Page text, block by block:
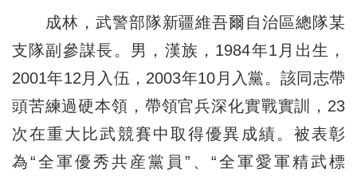
成林，武警部隊新疆維吾爾自治區總隊某
支隊副參謀長。男，漢族，1984年1月出生，
2001年12月入伍，2003年10月入黨。該同志帶
頭苦練過硬本領，帶領官兵深化實戰實訓，23
次在重大比武競賽中取得優異成績。被表彰
為“全軍優秀共産黨員”、“全軍愛軍精武標